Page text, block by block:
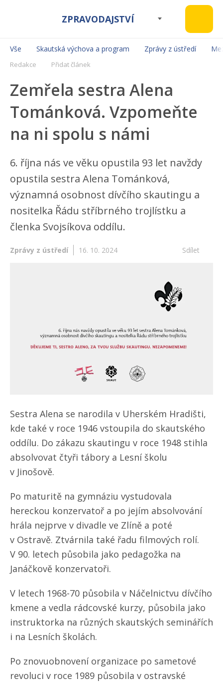
ZPRAVODAJSTVÍ
Vše Skautská výchova a program Zprávy z ústředí
Redakce Přidat článek
Zemřela sestra Alena
Tománková. Vzpomeňte
na ni spolu s námi
6. října nás ve věku opustila 93 let navždy
opustila sestra Alena Tománková,
významná osobnost dívčího skautingu a
nositelka Řádu stříbrného trojlístku a
členka Svojsíkova oddílu.
Zprávy z ústředí 16. 10. 2024 Sdílet
Sestra Alena se narodila v Uherském Hradišti,
kde také v roce 1946 vstoupila do skautského
oddílu. Do zákazu skautingu v roce 1948 stihla
absolvovat čtyři tábory a Lesní školu
v Jinošově.
Po maturitě na gymnáziu vystudovala
hereckou konzervatoř a po jejím absolvování
hrála nejprve v divadle ve Zlíně a poté
v Ostravě. Ztvárnila také řadu filmových rolí.
V 90. letech působila jako pedagožka na
Janáčkově konzervatoři.
V letech 1968-70 působila v Náčelnictvu dívčího
kmene a vedla rádcovské kurzy, působila jako
instruktorka na různých skautských seminářích
i na Lesních školách.
Po znovuobnovení organizace po sametové
revoluci v roce 1989 působila v ostravské